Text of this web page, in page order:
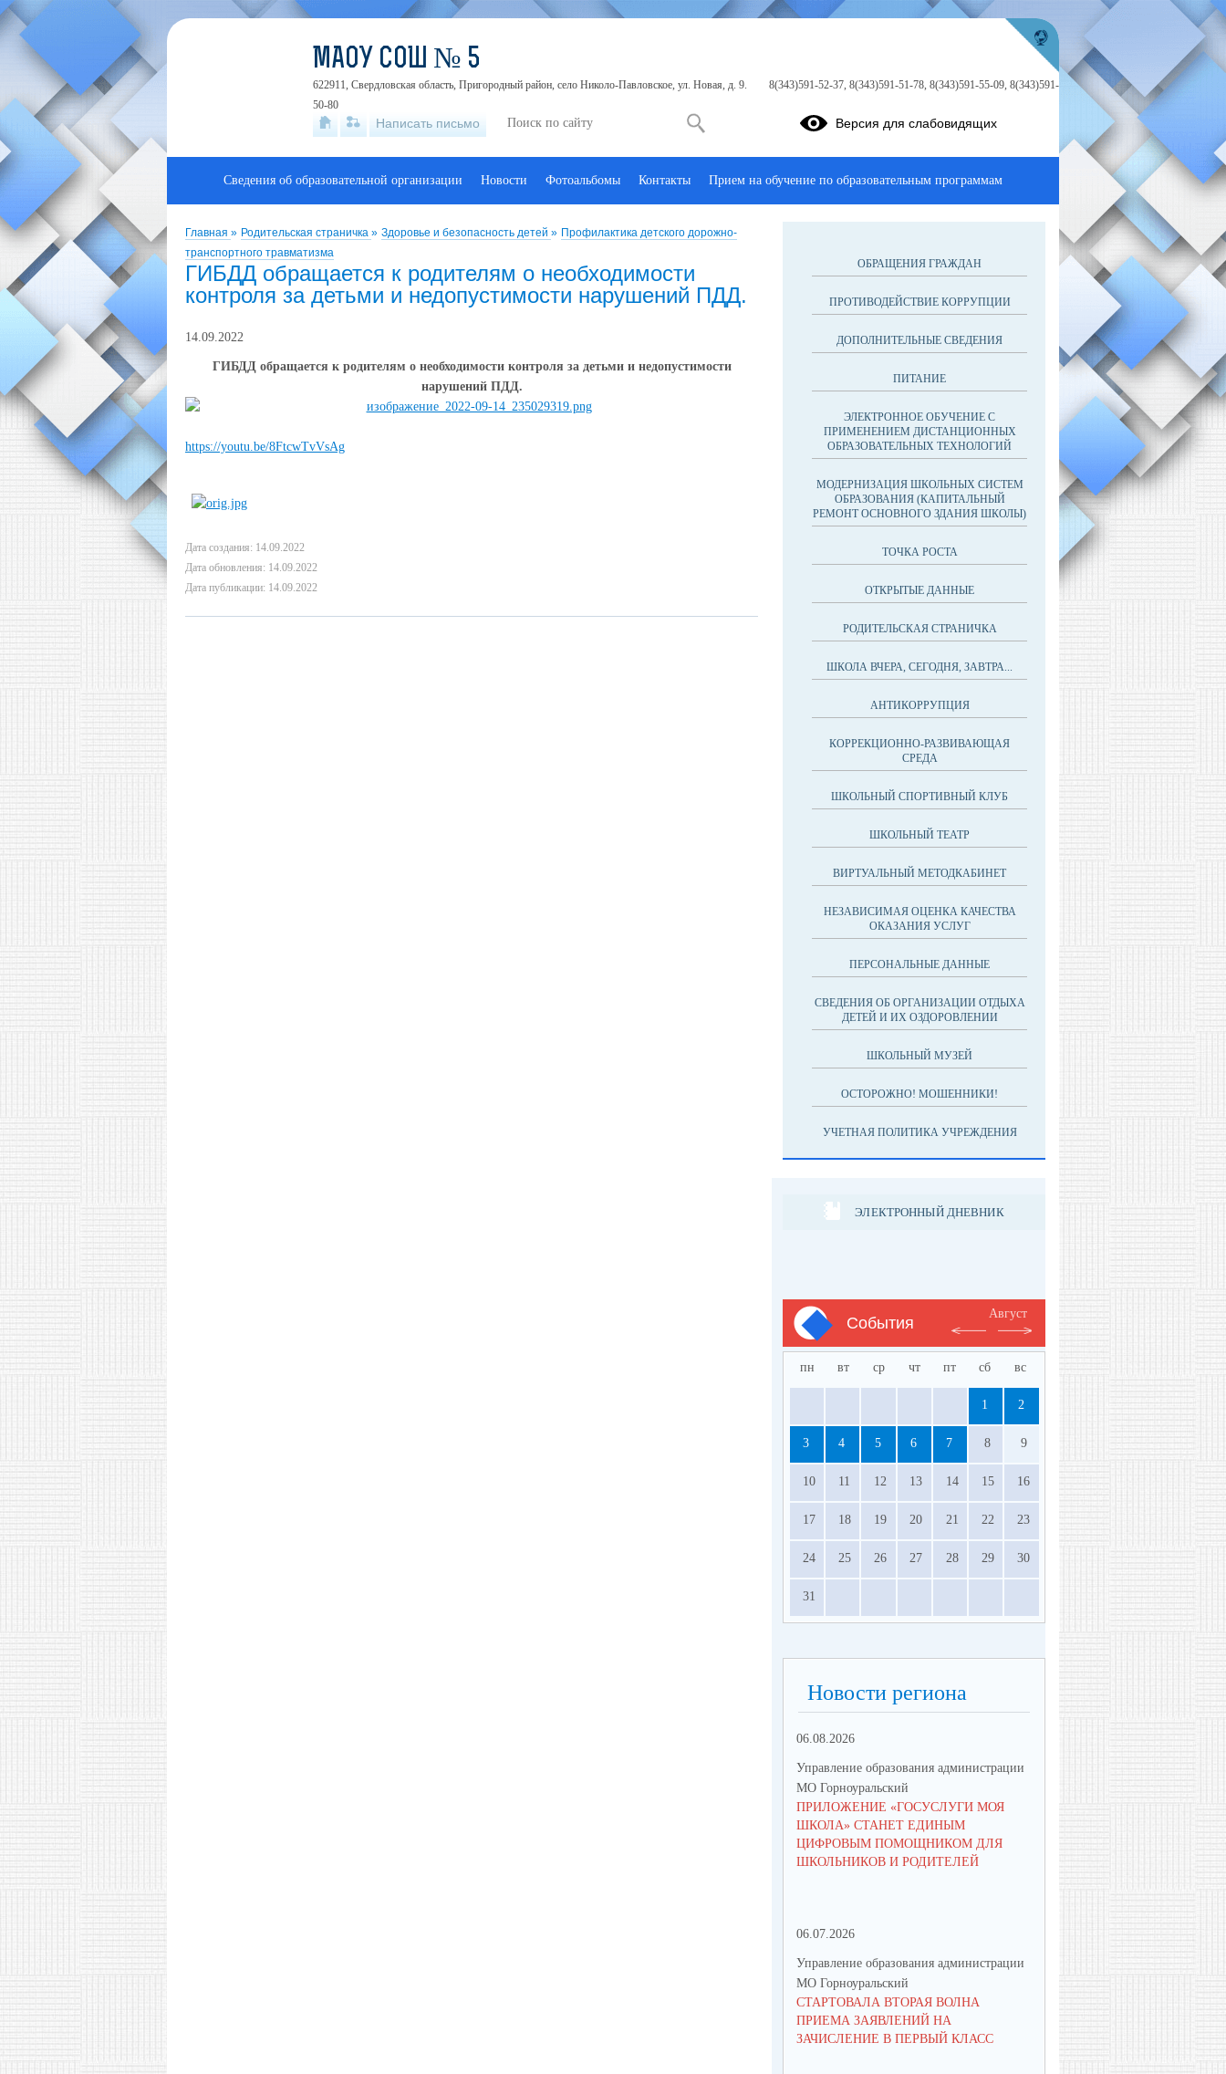
Главная » Родительская страничка » Здоровье и безопасность детей » Профилактика детского дорожно-
транспортного травматизма
ГИБДД обращается к родителям о необходимости
контроля за детьми и недопустимости нарушений ПДД.
14.09.2022
ГИБДД обращается к родителям о необходимости контроля за детьми и недопустимости
нарушений ПДД.
https://youtu.be/8FtcwTvVsAg
Дата создания: 14.09.2022
Дата обновления: 14.09.2022
Дата публикации: 14.09.2022
ОБРАЩЕНИЯ ГРАЖДАН
ПРОТИВОДЕЙСТВИЕ КОРРУПЦИИ
ДОПОЛНИТЕЛЬНЫЕ СВЕДЕНИЯ
ПИТАНИЕ
ЭЛЕКТРОННОЕ ОБУЧЕНИЕ С
ПРИМЕНЕНИЕМ ДИСТАНЦИОННЫХ
ОБРАЗОВАТЕЛЬНЫХ ТЕХНОЛОГИЙ
МОДЕРНИЗАЦИЯ ШКОЛЬНЫХ СИСТЕМ
ОБРАЗОВАНИЯ (КАПИТАЛЬНЫЙ
РЕМОНТ ОСНОВНОГО ЗДАНИЯ ШКОЛЫ)
ТОЧКА РОСТА
ОТКРЫТЫЕ ДАННЫЕ
РОДИТЕЛЬСКАЯ СТРАНИЧКА
ШКОЛА ВЧЕРА, СЕГОДНЯ, ЗАВТРА...
АНТИКОРРУПЦИЯ
КОРРЕКЦИОННО-РАЗВИВАЮЩАЯ
СРЕДА
ШКОЛЬНЫЙ СПОРТИВНЫЙ КЛУБ
ШКОЛЬНЫЙ ТЕАТР
ВИРТУАЛЬНЫЙ МЕТОДКАБИНЕТ
НЕЗАВИСИМАЯ ОЦЕНКА КАЧЕСТВА
ОКАЗАНИЯ УСЛУГ
ПЕРСОНАЛЬНЫЕ ДАННЫЕ
СВЕДЕНИЯ ОБ ОРГАНИЗАЦИИ ОТДЫХА
ДЕТЕЙ И ИХ ОЗДОРОВЛЕНИИ
ШКОЛЬНЫЙ МУЗЕЙ
ОСТОРОЖНО! МОШЕННИКИ!
УЧЕТНАЯ ПОЛИТИКА УЧРЕЖДЕНИЯ
ЭЛЕКТРОННЫЙ ДНЕВНИК
События
Август
пн вт ср чт пт сб вс
1 2
3 4 5 6 7 8 9
10 11 12 13 14 15 16
17 18 19 20 21 22 23
24 25 26 27 28 29 30
31
Новости региона
06.08.2026
Управление образования администрации
МО Горноуральский
ПРИЛОЖЕНИЕ «ГОСУСЛУГИ МОЯ
ШКОЛА» СТАНЕТ ЕДИНЫМ
ЦИФРОВЫМ ПОМОЩНИКОМ ДЛЯ
ШКОЛЬНИКОВ И РОДИТЕЛЕЙ
06.07.2026
Управление образования администрации
МО Горноуральский
СТАРТОВАЛА ВТОРАЯ ВОЛНА
ПРИЕМА ЗАЯВЛЕНИЙ НА
ЗАЧИСЛЕНИЕ В ПЕРВЫЙ КЛАСС
Управление образования
МО Горноуральский
ОКРУГА ГОРНОУРАЛЬСКИЙ
Управление образования
МО Горноуральский
МАОУ СОШ № 5
622911, Свердловская область, Пригородный район, село Николо-Павловское, ул. Новая, д. 9.
8(343)591-52-37, 8(343)591-51-78, 8(343)591-55-09, 8(343)591-
50-80
Написать письмо Версия для слабовидящих
Сведения об образовательной организации Новости Фотоальбомы Контакты Прием на обучение по образовательным программам